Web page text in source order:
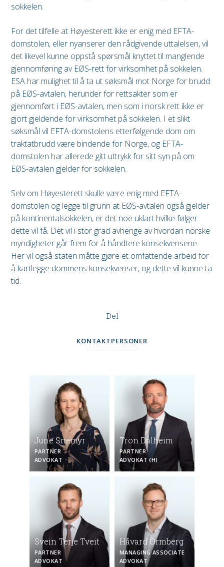
sokkelen.
For det tilfelle at Høyesterett ikke er enig med EFTA-
domstolen, eller nyanserer den rådgivende uttalelsen, vil
det likevel kunne oppstå spørsmål knyttet til manglende
gjennomføring av EØS-rett for virksomhet på sokkelen.
ESA har mulighet til å ta ut søksmål mot Norge for brudd
på EØS-avtalen, herunder for rettsakter som er
gjennomført i EØS-avtalen, men som i norsk rett ikke er
gjort gjeldende for virksomhet på sokkelen. I et slikt
søksmål vil EFTA-domstolens etterfølgende dom om
traktatbrudd være bindende for Norge, og EFTA-
domstolen har allerede gitt uttrykk for sitt syn på om
EØS-avtalen gjelder for sokkelen.
Selv om Høyesterett skulle være enig med EFTA-
domstolen og legge til grunn at EØS-avtalen også gjelder
på kontinentalsokkelen, er det noe uklart hvilke følger
dette vil få. Det vil i stor grad avhenge av hvordan norske
myndigheter går frem for å håndtere konsekvensene.
Her vil også staten måtte gjøre et omfattende arbeid for
å kartlegge dommens konsekvenser, og dette vil kunne ta
tid.
Del
KONTAKTPERSONER
June Snemyr
PARTNER
ADVOKAT
Tron Dalheim
PARTNER
ADVOKAT (H)
Svein Terje Tveit
PARTNER
ADVOKAT
Håvard Ormberg
MANAGING ASSOCIATE
ADVOKAT